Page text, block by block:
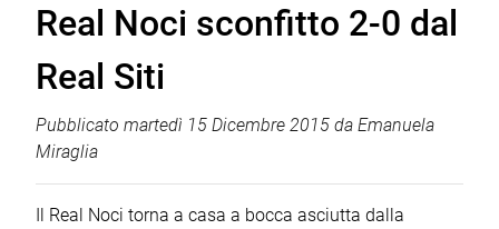
Real Noci sconfitto 2-0 dal
Real Siti
Pubblicato martedì 15 Dicembre 2015 da Emanuela
Miraglia
Il Real Noci torna a casa a bocca asciutta dalla